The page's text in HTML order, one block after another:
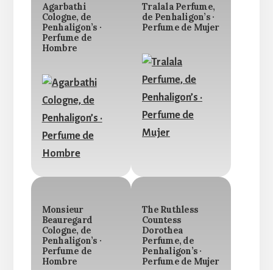
Agarbathi
Cologne, de
Penhaligon’s ·
Perfume de
Hombre
Tralala Perfume,
de Penhaligon’s ·
Perfume de Mujer
Monsieur
Beauregard
Cologne, de
Penhaligon’s ·
Perfume de
Hombre
The Ruthless
Countess
Dorothea
Perfume, de
Penhaligon’s ·
Perfume de Mujer